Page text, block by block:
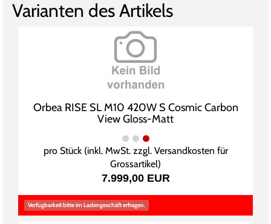
Varianten des Artikels
Orbea RISE SL M10 420W S Cosmic Carbon
View Gloss-Matt
pro Stück (inkl. MwSt. zzgl. Versandkosten für
Grossartikel)
7.999,00 EUR
Verfügbarkeit bitte im Ladengeschäft erfragen.